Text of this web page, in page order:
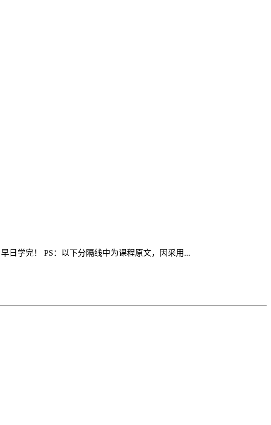
日学完！ PS：以下分隔线中为课程原文，因采用...